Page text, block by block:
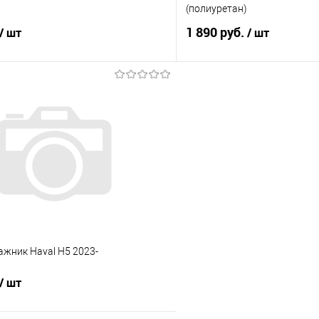
/ шт
Сравнение
Под заказ
(полиуретан)
1 890 руб. / шт
Haval H5 2023-
/ шт